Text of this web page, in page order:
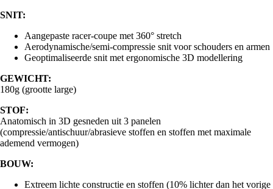
SNIT:
Aangepaste racer-coupe met 360° stretch
Aerodynamische/semi-compressie snit voor schouders en armen
Geoptimaliseerde snit met ergonomische 3D modellering
GEWICHT:
180g (grootte large)
STOF:
Anatomisch in 3D gesneden uit 3 panelen
(compressie/antischuur/abrasieve stoffen en stoffen met maximale
ademend vermogen)
BOUW:
Extreem lichte constructie en stoffen (10% lichter dan het vorige